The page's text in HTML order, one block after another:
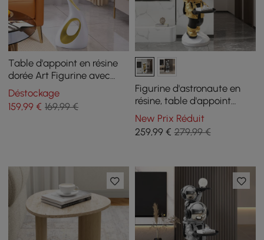
Table d'appoint en résine
dorée Art Figurine avec
plateau
Déstockage
159,99 € 169,99 €
Figurine d'astronaute en
résine, table d'appoint
dorée avec plateau
New Prix Réduit
259,99€ 279,99 €